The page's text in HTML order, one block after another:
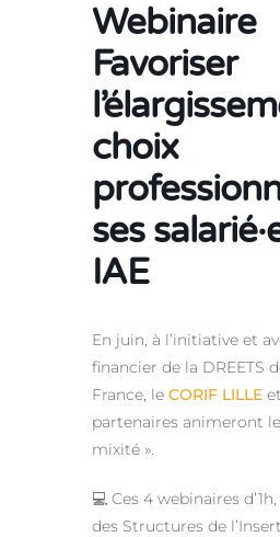
Webinaire
Favoriser
choix
ses
IAE
En juin, à l’initiative et
financier de la DREETS
France, le CORIF LILLE
partenaires animeront
mixité ».
💻 Ces 4 webinaires
des Structures de